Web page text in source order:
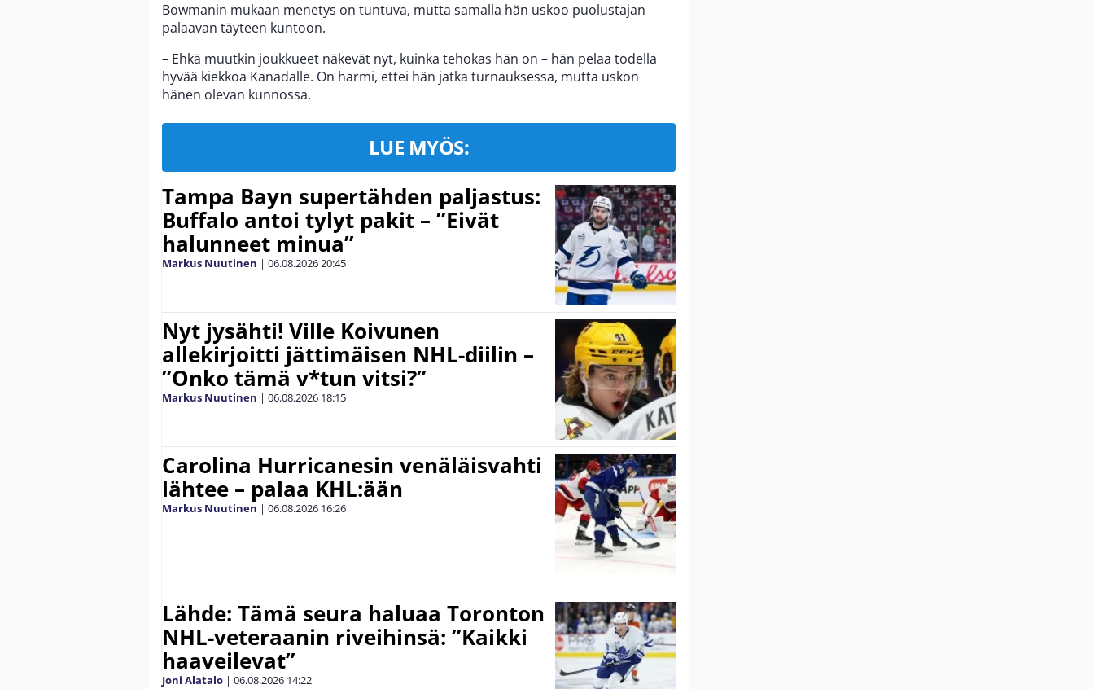
Bowmanin mukaan menetys on tuntuva, mutta samalla hän uskoo puolustajan
palaavan täyteen kuntoon.
– Ehkä muutkin joukkueet näkevät nyt, kuinka tehokas hän on – hän pelaa todella
hyvää kiekkoa Kanadalle. On harmi, ettei hän jatka turnauksessa, mutta uskon
hänen olevan kunnossa.
LUE MYÖS:
Tampa Bayn supertähden paljastus:
Buffalo antoi tylyt pakit – ”Eivät
halunneet minua”
Markus Nuutinen | 06.08.202620:45
Nyt jysähti! Ville Koivunen
allekirjoitti jättimäisen NHL-diilin –
”Onko tämä v*tun vitsi?”
Markus Nuutinen | 06.08.2026 18:15
Carolina Hurricanesin venäläisvahti
lähtee – palaa KHL:ään
Markus Nuutinen | 06.08.2026 16:26
Lähde: Tämä seura haluaa Toronton
NHL-veteraanin riveihinsä: ”Kaikki
haaveilevat”
Joni Alatalo | 06.08.2026 14:22